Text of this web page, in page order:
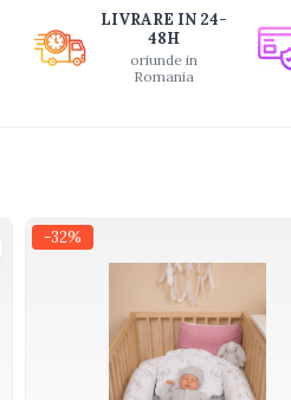
LIVRARE IN 24-
48H
oriunde in
Romania
-32%